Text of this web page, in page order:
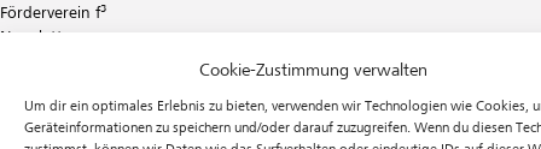
Cookie-Zustimmung verwalten
Um dir ein optimales Erlebnis zu bieten, verwenden wir Technologien wie Cookies,
Geräteinformationen zu speichern und/oder darauf zuzugreifen. Wenn du diesen
Förderverein f³
Newsletter
f³ – freiraum für fotografie